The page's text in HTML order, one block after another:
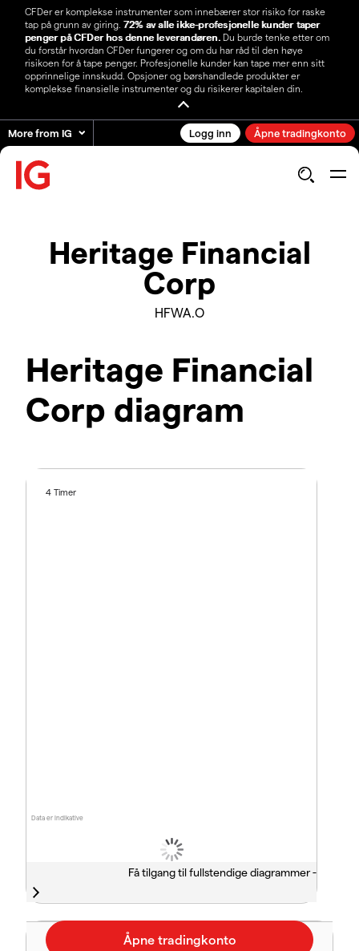
CFDer er komplekse instrumenter som innebærer stor risiko for raske
tap på grunn av giring. 72% av alle ikke-profesjonelle kunder taper
penger på CFDer hos denne leverandøren.Du burde tenke etter om
du forstår hvordan CFDer fungerer og om du har råd til den høye
risikoen for å tape penger. Profesjonelle kunder kan tape mer enn sitt
opprinnelige innskudd. Opsjoner og børshandlede produkter er
komplekse finansielle instrumenter og du risikerer kapitalen din.
More from IG Logg inn Åpne tradingkonto
Heritage Financial
Corp
HFWA.O
Heritage Financial
Corp diagram
Data er indikative
4 Timer
Få tilgang til fullstendige diagrammer -